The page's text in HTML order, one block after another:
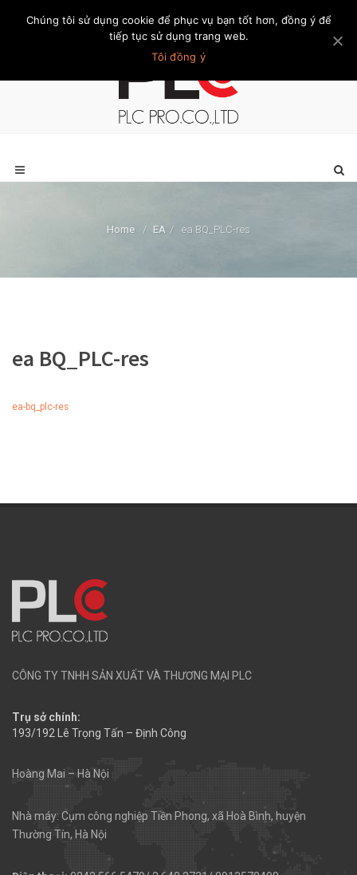
Trang chủ Giới thiệu Khách hàng Liên hệ Thành viên
Home / EA / ea BQ_PLC-res
ea BQ_PLC-res
ea-bq_plc-res
CÔNG TY TNHH SẢN XUẤT VÀ THƯƠNG MẠI PLC
Trụ sở chính:
193/192 Lê Trọng Tấn – Định Công
Hoàng Mai – Hà Nội
Nhà máy: Cụm công nghiệp Tiền Phong, xã Hoà Bình, huyện
Thường Tín, Hà Nội
Chúng tôi sử dụng cookie để phục vụ bạn tốt hơn, đồng ý để
tiếp tục sử dụng trang web.
Tôi đồng ý